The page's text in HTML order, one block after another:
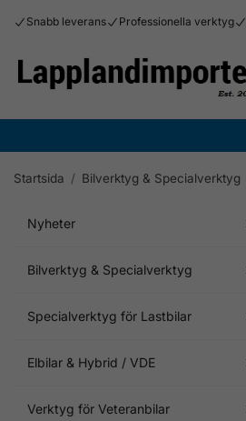
Snabb leverans Professionella verktyg
Startsida / Bilverktyg & Specialverktyg
Nyheter
Bilverktyg & Specialverktyg
Specialverktyg för Lastbilar
Elbilar & Hybrid / VDE
Verktyg för Veteranbilar